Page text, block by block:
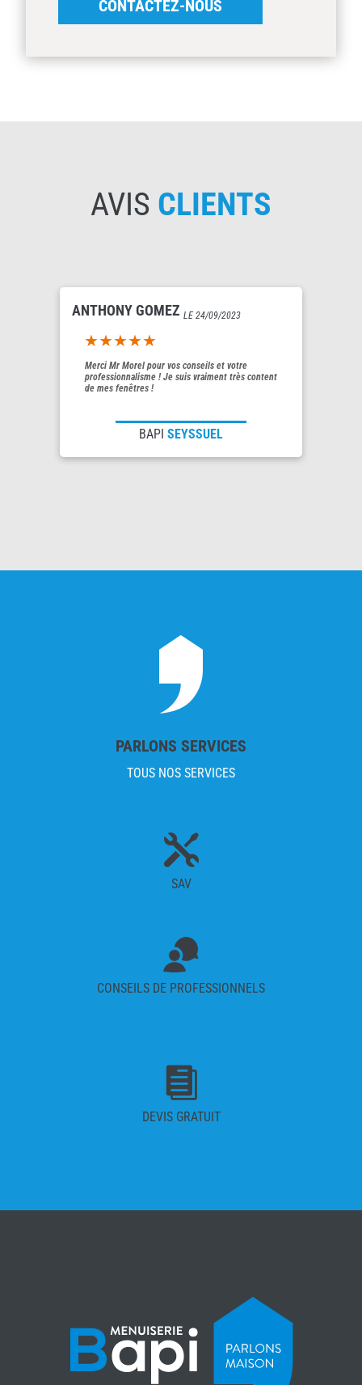
CONTACTEZ-NOUS
AVIS CLIENTS
ANTHONY GOMEZ LE 24/09/2023
5out of 5
Merci Mr Morel pour vos conseils et votre
professionnalisme ! Je suis vraiment très content
de mes fenêtres !
BAPI SEYSSUEL
PARLONS SERVICES
TOUS NOS SERVICES

SAV
CONSEILS DE PROFESSIONNELS

DEVIS GRATUIT